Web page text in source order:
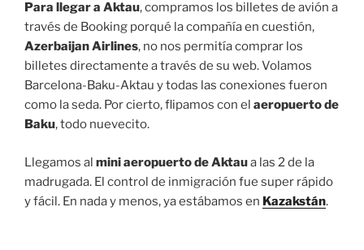
Para llegar a Aktau, compramos los billetes de avión a
través de Booking porqué la compañía en cuestión,
Azerbaijan Airlines, no nos permitía comprar los
billetes directamente a través de su web. Volamos
Barcelona-Baku-Aktau y todas las conexiones fueron
como la seda. Por cierto, flipamos con el aeropuerto de
Baku, todo nuevecito.
Llegamos al mini aeropuerto de Aktaua las 2 de la
madrugada. El control de inmigración fue super rápido
y fácil. En nada y menos, ya estábamos en Kazakstán.